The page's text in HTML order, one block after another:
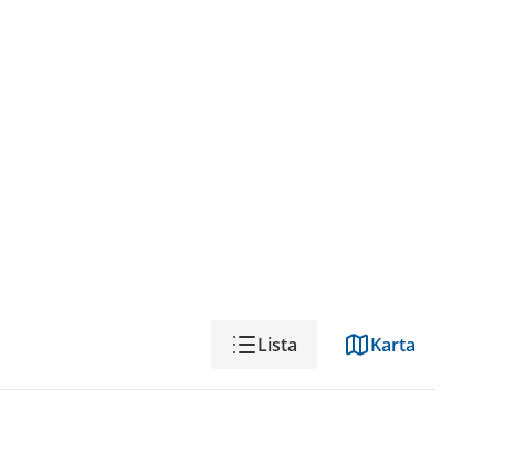
VisningLista Karta